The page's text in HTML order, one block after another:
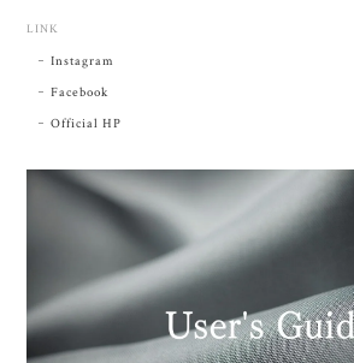
LINK
Instagram
Facebook
Official HP